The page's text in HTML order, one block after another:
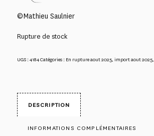
©Mathieu Saulnier
Rupture de stock
UGS :4184Catégories : En rupture aout 2025, import aout 2025,
DESCRIPTION
INFORMATIONS COMPLÉMENTAIRES